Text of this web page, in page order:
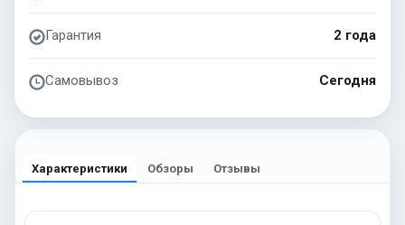
Гарантия 2 года
Самовывоз Сегодня
Характеристики Обзоры Отзывы